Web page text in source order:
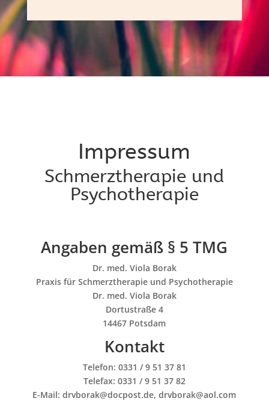
Impressum
Schmerztherapie und
Psychotherapie
Angaben gemäß § 5 TMG
Dr. med. Viola Borak
Praxis für Schmerztherapie und Psychotherapie
Dr. med. Viola Borak
Dortustraße 4
14467 Potsdam
Kontakt
Telefon: 0331 / 9 51 37 81
Telefax: 0331 / 9 51 37 82
E-Mail: drvborak@docpost.de, drvborak@aol.com